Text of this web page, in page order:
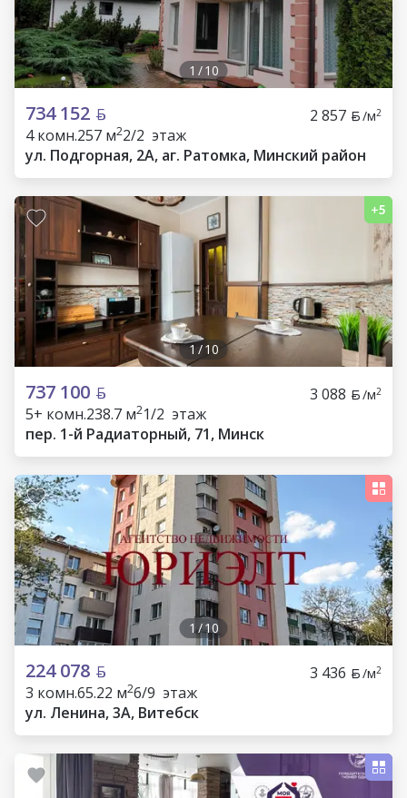
1 /10
734 152 2 857 /м2
4 комн.257 м22/2 этаж
ул. Подгорная, 2А, аг. Ратомка, Минский район
1/10
737 100 3 088 /м2
5+ комн.238.7 м21/2 этаж
пер. 1-й Радиаторный, 71, Минск
1/10
224 078 3 436 /м2
3 комн.65.22 м26/9 этаж
ул. Ленина, 3А, Витебск